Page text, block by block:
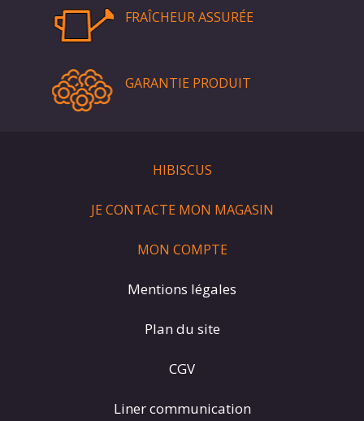
FRAÎCHEUR ASSURÉE
GARANTIE PRODUIT
HIBISCUS
JE CONTACTE MON MAGASIN
MON COMPTE
Mentions légales
Plan du site
CGV
Liner communication